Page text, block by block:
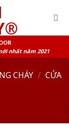
nhất năm 2021
CHÁY / CỬA